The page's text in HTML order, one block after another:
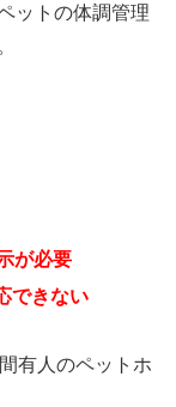
ットの体調管理
が必要
できない
有人のペットホ